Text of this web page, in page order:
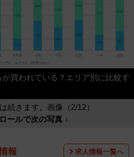
買われている？エリア別に比較す
続きます。画像（2/12）
ールで次の写真 ↓
報 求人情報一覧へ